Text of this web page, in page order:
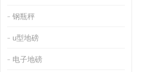
钢瓶秤
u型地磅
电子地磅